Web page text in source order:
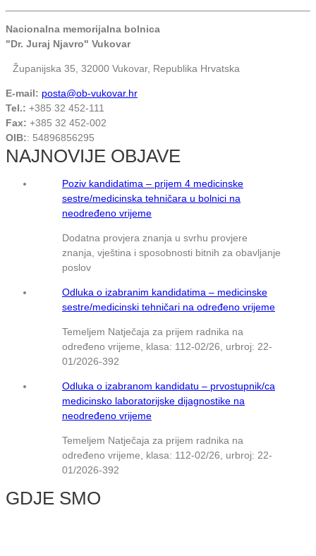
Nacionalna memorijalna bolnica
"Dr. Juraj Njavro" Vukovar
Županijska 35, 32000 Vukovar, Republika Hrvatska
E-mail: posta@ob-vukovar.hr
Tel.: +385 32 452-111
Fax: +385 32 452-002
OIB:: 54896856295
NAJNOVIJE OBJAVE
Poziv kandidatima – prijem 4 medicinske
sestre/medicinska tehničara u bolnici na
neodređeno vrijeme
Dodatna provjera znanja u svrhu provjere
znanja, vještina i sposobnosti bitnih za obavljanje
poslov
Odluka o izabranim kandidatima – medicinske
sestre/medicinski tehničari na određeno vrijeme
Temeljem Natječaja za prijem radnika na
određeno vrijeme, klasa: 112-02/26, urbroj: 22-
01/2026-392
Odluka o izabranom kandidatu – prvostupnik/ca
medicinsko laboratorijske dijagnostike na
neodređeno vrijeme
Temeljem Natječaja za prijem radnika na
određeno vrijeme, klasa: 112-02/26, urbroj: 22-
01/2026-392
GDJE SMO